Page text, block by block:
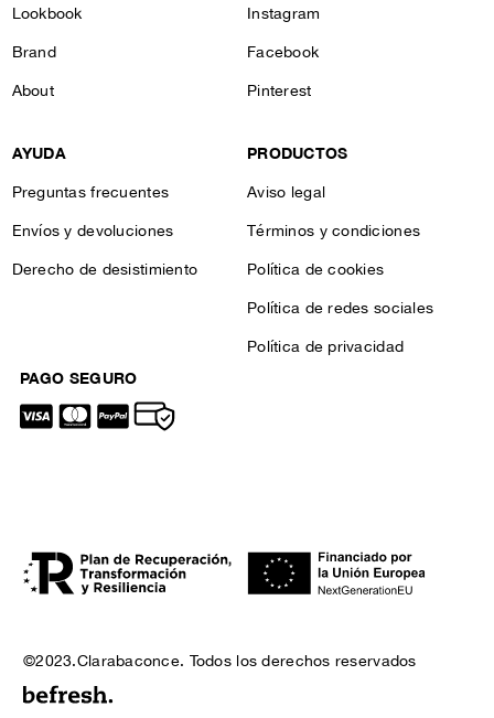
Lookbook
Brand
About
Instagram
Facebook
Pinterest
AYUDA
Preguntas frecuentes
Envíos y devoluciones
Derecho de desistimiento
PRODUCTOS
Aviso legal
Términos y condiciones
Política de cookies
Política de redes sociales
Política de privacidad
PAGO SEGURO
©2023.Clarabaconce. Todos los derechos reservados